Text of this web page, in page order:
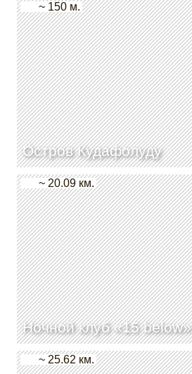
Остров Кудафолуду
~ 150 м.
Ночной клуб «15 below»
~ 20.09 км.
~ 25.62 км.